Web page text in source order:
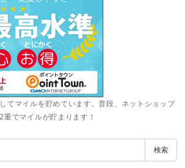
てマイルを貯めています。普段、ネットショップ
でマイルが貯まります！
検索